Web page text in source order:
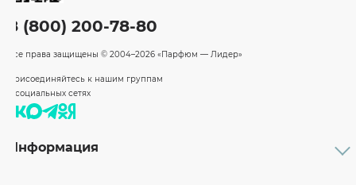
8 (800) 200-78-80
Все права защищены © 2004–2026 «Парфюм — Лидер»
Присоединяйтесь к нашим группам
в социальных сетях
Информация